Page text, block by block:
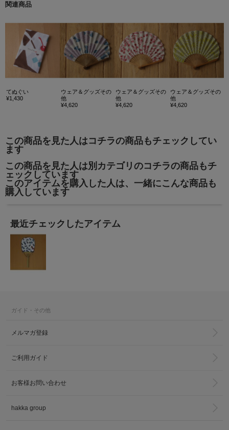
関連商品
てぬぐい
¥1,430
ウェア＆グッズその
他
¥4,620
ウェア＆グッズその
他
¥4,620
ウェア＆グッズその
他
¥4,620
この商品を見た人はコチラの商品もチェックしてい
ます
この商品を見た人は別カテゴリのコチラの商品もチ
ェックしています
このアイテムを購入した人は、一緒にこんな商品も
購入しています
最近チェックしたアイテム
ガイド・その他
メルマガ登録
ご利用ガイド
お客様お問い合わせ
hakka group